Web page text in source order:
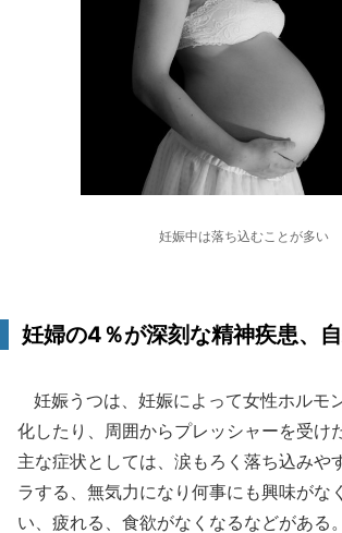
妊娠中は落ち込むことが多い
妊婦の4％が深刻な精神疾患、
妊娠うつは、妊娠によって女性ホルモ
化したり、周囲からプレッシャーを受け
主な症状としては、涙もろく落ち込みや
ラする、無気力になり何事にも興味がな
い、疲れる、食欲がなくなるなどがある。